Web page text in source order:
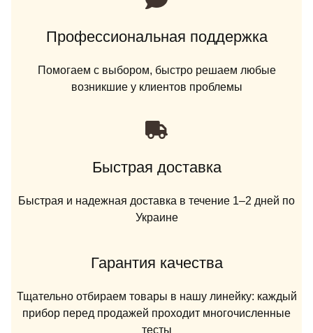
Профессиональная поддержка
Помогаем с выбором, быстро решаем любые
возникшие у клиентов проблемы
Быстрая доставка
Быстрая и надежная доставка в течение 1–2 дней по
Украине
Гарантия качества
Тщательно отбираем товары в нашу линейку: каждый
прибор перед продажей проходит многочисленные
тесты